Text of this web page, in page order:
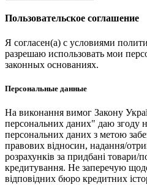
Пользовательское соглашение
Я согласен(а) с условиями
разрешаю использовать мои
законных основаниях.
Персональные данные
На виконання вимог Закону
персональних даних" даю згоду
персональних даних з метою
правових відносин, надання/
розрахунків за придбані
кредитування. Не заперечую
відповідних бюро кредитних